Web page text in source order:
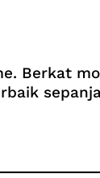
Berkat